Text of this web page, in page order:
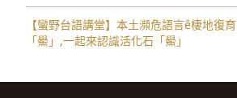
【蠻野台語講堂】本土瀕危語言ê棲地復
「鱟」,一起來認識活化石「鱟」